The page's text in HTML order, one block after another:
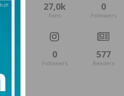
27,0k
Fans
0
Followers
0
Followers
577
Readers